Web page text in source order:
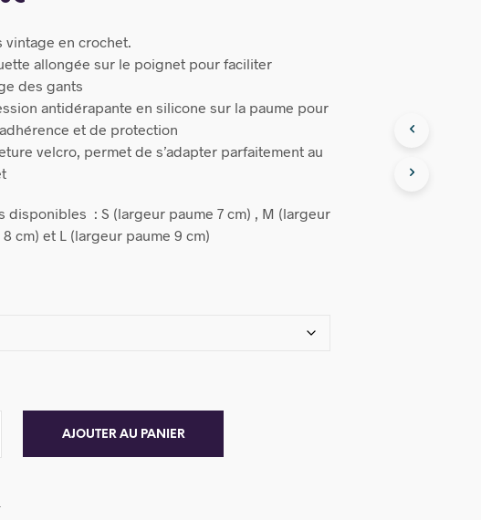
vintage en crochet.
allongée sur le poignet pour faciliter
des gants
antidérapante en silicone sur la paume pour
et de protection
velcro, permet de s’adapter parfaitement au
disponibles : S (largeur paume 7 cm) , M (largeur
8 cm) et L (largeur paume 9 cm)
AJOUTER AU PANIER